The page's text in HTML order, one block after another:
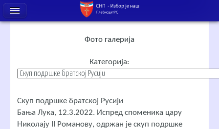
Фото галерија
Категорија:
Скуп подршке братској Русији
Бања Лука, 12.3.2022. Испред споменика цару
Николају II Романову, одржан је скуп подршке